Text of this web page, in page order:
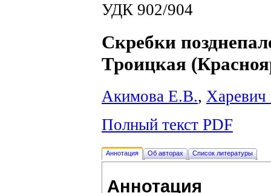
УДК 902/904
Скребки
Троицкая
Акимова Е.В.,
Полный текст PDF
Аннотация Об авторах Список литературы
Аннотация